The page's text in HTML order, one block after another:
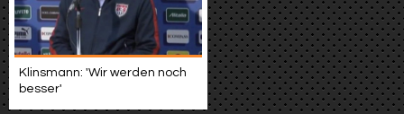
Klinsmann: 'Wir werden noch
besser'